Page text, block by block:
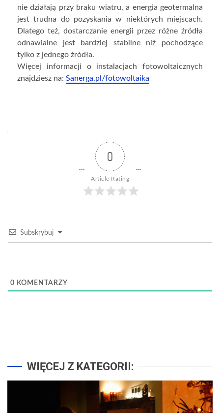
nie działają przy braku wiatru, a energia geotermalna
jest trudna do pozyskania w niektórych miejscach.
Dlatego też, dostarczanie energii przez różne źródła
odnawialne jest bardziej stabilne niż pochodzące
tylko z jednego źródła.
Więcej informacji o instalacjach fotowoltaicznych
znajdziesz na: Sanerga.pl/fotowoltaika
0
Article Rating
Subskrybuj
0 KOMENTARZY
WIĘCEJ Z KATEGORII: